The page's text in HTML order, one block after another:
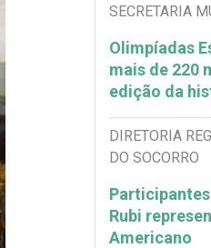
SECRETARIA
Olimpíadas
mais de 220
edição da
DIRETORIA
DO SOCORRO
Rubi
Americano